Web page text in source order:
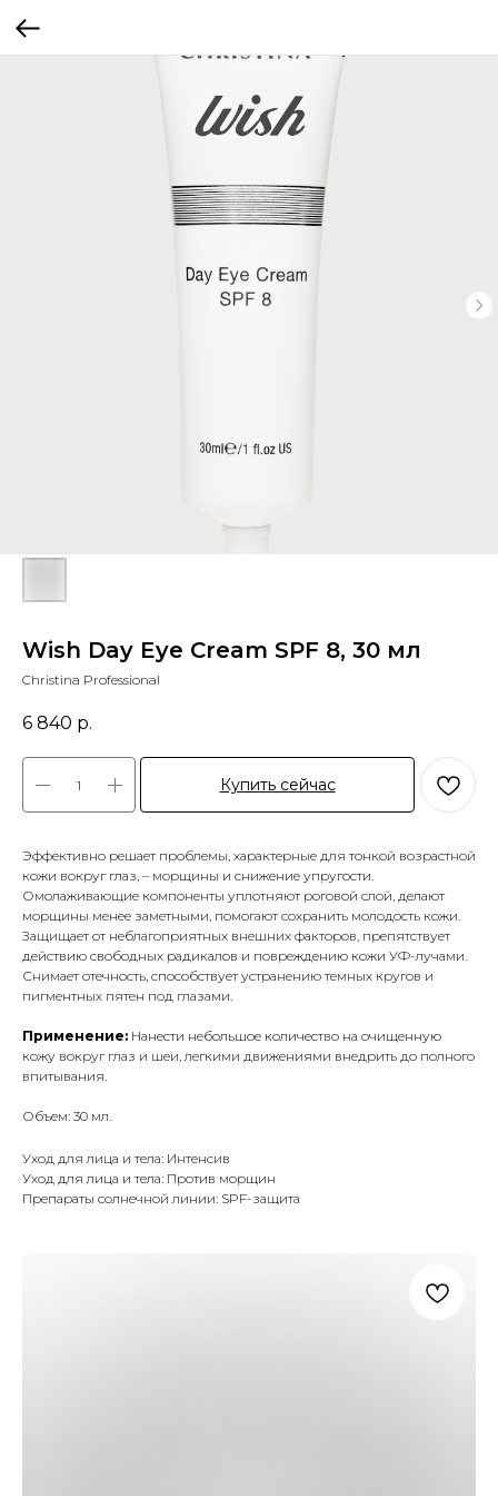
Wish Day Eye Cream SPF 8, 30 мл
Christina Professional
6 840 р.
Купить сейчас
Эффективно решает проблемы, характерные для тонкой возрастной
кожи вокруг глаз, – морщины и снижение упругости.
Омолаживающие компоненты уплотняют роговой слой, делают
морщины менее заметными, помогают сохранить молодость кожи.
Защищает от неблагоприятных внешних факторов, препятствует
действию свободных радикалов и повреждению кожи УФ-лучами.
Снимает отечность, способствует устранению темных кругов и
пигментных пятен под глазами.
Применение: Нанести небольшое количество на очищенную
кожу вокруг глаз и шеи, легкими движениями внедрить до полного
впитывания.
Объем: 30 мл.
Уход для лица и тела: Интенсив
Уход для лица и тела: Против морщин
Препараты солнечной линии: SPF-защита